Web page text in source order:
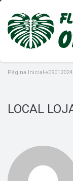
Página Inicial-v09012024
LOCAL